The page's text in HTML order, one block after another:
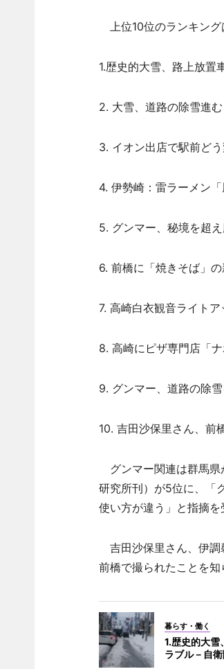
上位10位のランキング
1.歴史的大雪、路上放置
2. 大雪、道路の除雪進
3. イオン出店で駅前ど
4. 伊勢崎：雷ラーメン
5. グンマー、秘境を超
6. 前橋に「焼きそば」
7. 高崎白衣観音ライト
8. 高崎にピザ専門店「
9. グンマー、道路の除
10. 吉田沙保里さん、前
グンマー関連は群馬県
研究所刊）が5位に、「
使い方が違う」と指摘を
吉田沙保里さん、伊調
前橋で撮られたことを知
暮らす・働く
1.歴史的大雪
ラブル－自